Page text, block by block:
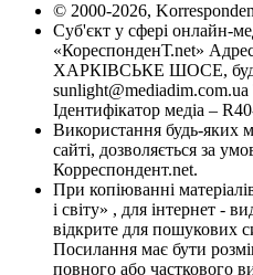
© 2000-2026,
Суб'єкт у сфері онлайн-
«КореспонденТ.net»
ХАРКІВСЬКЕ ШОСЕ,
sunlight@mediadim.com.ua
Ідентифікатор медіа –
Використання будь-яких
сайті, дозволяється за
Корреспондент.net.
При копіюванні
і світу» , для інтернет -
відкрите для пошукових
Посилання має бути
повного або часткового